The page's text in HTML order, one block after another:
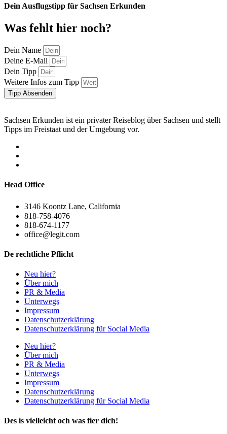
Dein Ausflugstipp für Sachsen Erkunden
Was fehlt hier noch?
Dein Name
Deine E-Mail
Dein Tipp
Weitere Infos zum Tipp
Tipp Absenden
Sachsen Erkunden ist ein privater Reiseblog über Sachsen und stellt
Tipps im Freistaat und der Umgebung vor.
Head Office
3146 Koontz Lane, California
818-758-4076
818-674-1177
office@legit.com
De rechtliche Pflicht
Neu hier?
Über mich
PR & Media
Unterwegs
Impressum
Datenschutzerklärung
Datenschutzerklärung für Social Media
Neu hier?
Über mich
PR & Media
Unterwegs
Impressum
Datenschutzerklärung
Datenschutzerklärung für Social Media
Des is vielleicht och was fier dich!